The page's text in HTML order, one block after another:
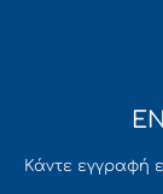
Κάντε εγγραφή